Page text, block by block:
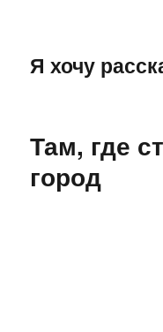
Я хочу
Там, где
город